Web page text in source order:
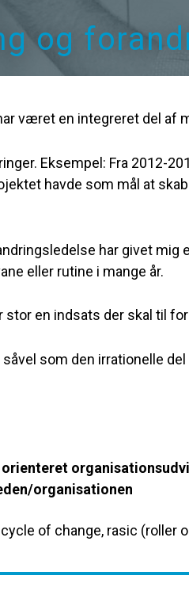
og
været en integreret del af
Eksempel: Fra 2012-
havde som mål at
har givet mig
eller rutine i mange år.
en indsats der skal til
som den irrationelle
organisationen
of change, rasic (roller